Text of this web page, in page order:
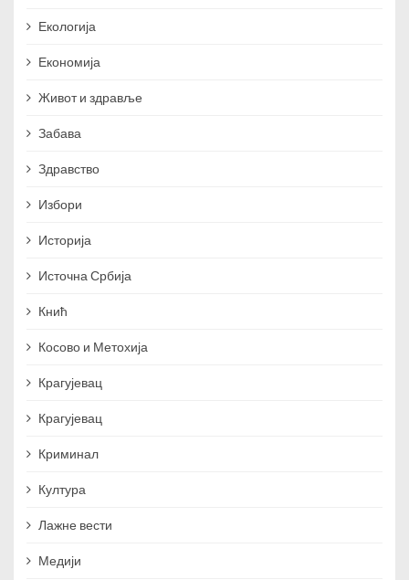
Екологија
Економија
Живот и здравље
Забава
Здравство
Избори
Историја
Источна Србија
Кнић
Косово и Метохија
Крагујевац
Крагујевац
Криминал
Култура
Лажне вести
Медији